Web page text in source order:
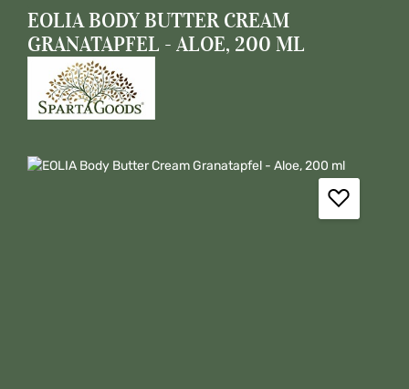
EOLIA BODY BUTTER CREAM
GRANATAPFEL - ALOE, 200 ML
Bildergalerie überspringen